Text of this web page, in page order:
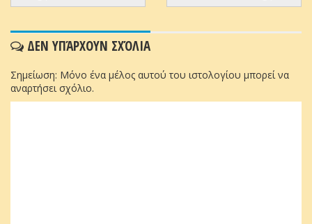
ΔΕΝ ΥΠΆΡΧΟΥΝ ΣΧΌΛΙΑ
Σημείωση: Μόνο ένα μέλος αυτού του ιστολογίου μπορεί να
αναρτήσει σχόλιο.